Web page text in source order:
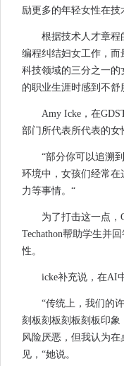
励更多的年轻女性在技
根据技术人才章程
编程纠结妇女工作，而
科技领域的三分之一的
的职业生涯时感到不舒
Amy Icke，在
部门所代表所代表的女
“部分你可以追溯
环境中，女孩们经常
力等事情。“
为了打击这一点，
Techathon帮助学生并
性。
icke补充说，在AI
“传统上，我们的
刻板刻板刻板刻板印
风险厌恶，但我认为
见，“她说。